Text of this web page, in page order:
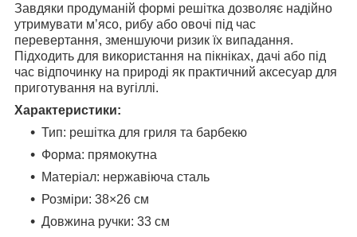
Завдяки продуманій формі решітка дозволяє надійно
утримувати м’ясо, рибу або овочі під час
перевертання, зменшуючи ризик їх випадання.
Підходить для використання на пікніках, дачі або під
час відпочинку на природі як практичний аксесуар для
приготування на вугіллі.
Характеристики:
Тип: решітка для гриля та барбекю
Форма: прямокутна
Матеріал: нержавіюча сталь
Розміри: 38×26 см
Довжина ручки: 33 см